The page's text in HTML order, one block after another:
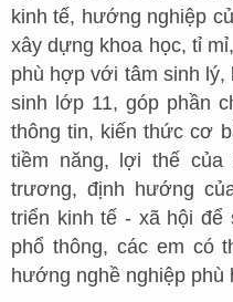
kinh tế, hướng nghiệp
xây dựng khoa học, tỉ
phù hợp với tâm sinh lý,
sinh lớp 11, góp phần
thông tin, kiến thức cơ
tiềm năng, lợi thế của
trương, định hướng
triển kinh tế - xã hội để
phổ thông, các em có
hướng nghề nghiệp phù